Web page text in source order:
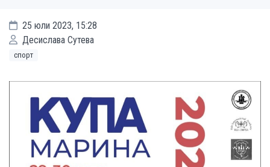
25 юли 2023, 15:28
Десислава Сутева
спорт